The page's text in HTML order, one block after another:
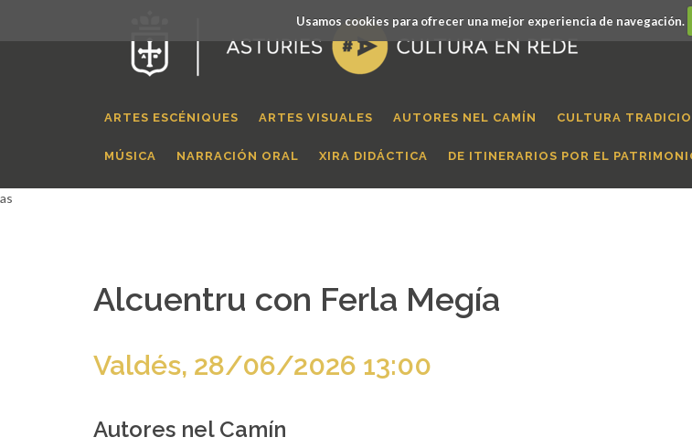
Usamos cookies para ofrecer una mejor experiencia de navegación.
ARTES ESCÉNIQUES ARTES VISUALES AUTORES NEL CAMÍN CULTURA
MÚSICA NARRACIÓN ORAL XIRA DIDÁCTICA DE ITINERARIOS POR EL
as
Alcuentru con Ferla Megía
Valdés, 28/06/2026 13:00
Autores nel Camín